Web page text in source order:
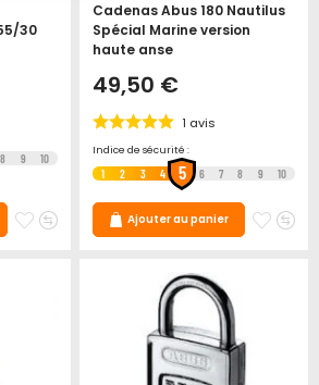
30
8 9 10
AjouterAjouter
Cadenas Abus 180 Nautilus
Spécial Marine version
haute anse
49,50 €
1 avis
Indice de sécurité :
1 2 3 4 5 6 7 8 9 10
Ajouter au panier